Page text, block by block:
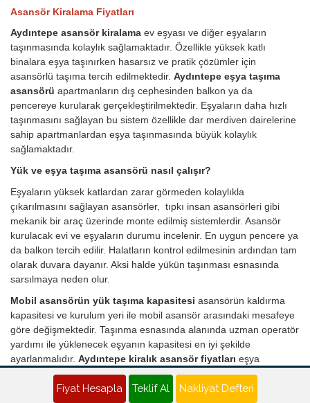
Asansör Kiralama Fiyatları
Aydıntepe asansör kiralama ev eşyası ve diğer eşyaların
taşınmasında kolaylık sağlamaktadır. Özellikle yüksek katlı
binalara eşya taşınırken hasarsız ve pratik çözümler için
asansörlü taşıma tercih edilmektedir. Aydıntepe eşya taşıma
asansörü apartmanların dış cephesinden balkon ya da
pencereye kurularak gerçekleştirilmektedir. Eşyaların daha hızlı
taşınmasını sağlayan bu sistem özellikle dar merdiven dairelerine
sahip apartmanlardan eşya taşınmasında büyük kolaylık
sağlamaktadır.
Yük ve eşya taşıma asansörü nasıl çalışır?
Eşyaların yüksek katlardan zarar görmeden kolaylıkla
çıkarılmasını sağlayan asansörler, tıpkı insan asansörleri gibi
mekanik bir araç üzerinde monte edilmiş sistemlerdir. Asansör
kurulacak evi ve eşyaların durumu incelenir. En uygun pencere ya
da balkon tercih edilir. Halatların kontrol edilmesinin ardından tam
olarak duvara dayanır. Aksi halde yükün taşınması esnasında
sarsılmaya neden olur.
Mobil asansörün yük taşıma kapasitesi asansörün kaldırma
kapasitesi ve kurulum yeri ile mobil asansör arasındaki mesafeye
göre değişmektedir. Taşınma esnasında alanında uzman operatör
yardımı ile yüklenecek eşyanın kapasitesi en iyi şekilde
ayarlanmalıdır. Aydıntepe kiralık asansör fiyatları eşya
taşınması istenen binanın yüksekliğine göre değişmektedir. Çünkü
kat sayısı yükseldikçe yakıt oranında artış olacak ve bu durum
Fiyat Hesapla Teklif Al Nakliyat Defteri